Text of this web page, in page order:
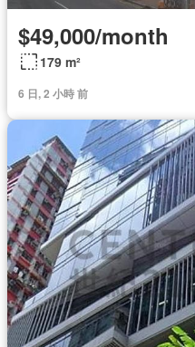
$49,000/month
179 m²
6 日, 2 小時 前